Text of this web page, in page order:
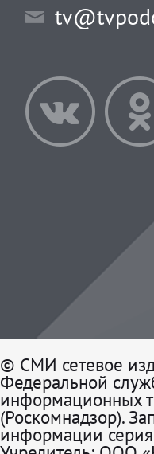
© СМИ сетевое
Федеральной
информационных
(Роскомнадзор).
информации